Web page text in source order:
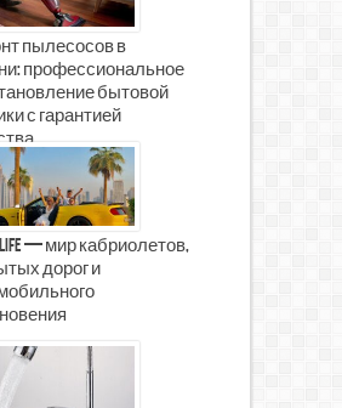
пылесосов в
профессиональное
бытовой
с гарантией
— мир кабриолетов,
дорог и